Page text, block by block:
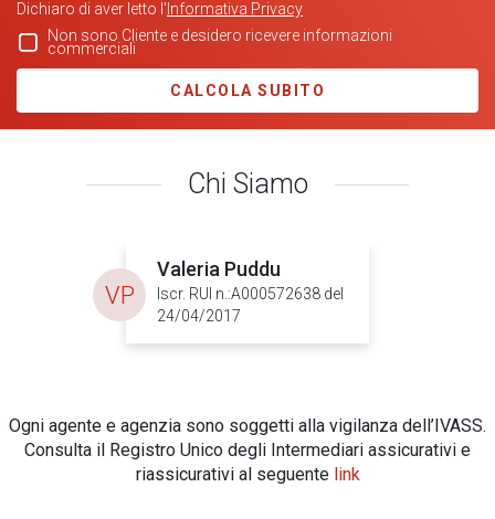
Dichiaro di aver letto l' Informativa Privacy
Non sono Cliente e desidero ricevere informazioni
commerciali
CALCOLA SUBITO
Chi Siamo
Valeria Puddu
Iscr. RUI n.:A000572638 del
24/04/2017
VP
Ogni agente e agenzia sono soggetti alla vigilanza dell’IVASS.
Consulta il Registro Unico degli Intermediari assicurativi e
riassicurativi al seguente link